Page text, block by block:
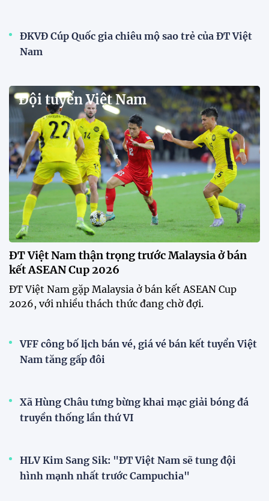
ĐKVĐ Cúp Quốc gia chiêu mộ sao trẻ của ĐT Việt
Nam
Đội tuyển Việt Nam
ĐT Việt Nam thận trọng trước Malaysia ở bán
kết ASEAN Cup 2026
ĐT Việt Nam gặp Malaysia ở bán kết ASEAN Cup
2026, với nhiều thách thức đang chờ đợi.
VFF công bố lịch bán vé, giá vé bán kết tuyển Việt
Nam tăng gấp đôi
Xã Hùng Châu tưng bừng khai mạc giải bóng đá
truyền thống lần thứ VI
HLV Kim Sang Sik: "ĐT Việt Nam sẽ tung đội
hình mạnh nhất trước Campuchia"